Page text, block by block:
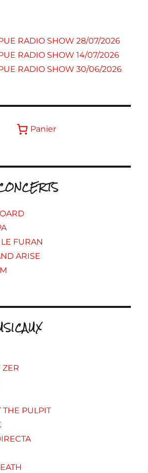
RADIO SHOW 28/07/2026
RADIO SHOW 14/07/2026
RADIO SHOW 30/06/2026
Panier
FURAN
ARISE
ZER
THE PULPIT